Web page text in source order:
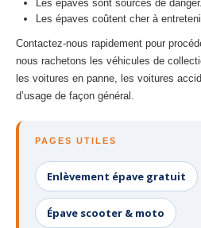
Les épaves sont sources de danger.
Les épaves coûtent cher à
Contactez-nous rapidement pour
nous rachetons les véhicules de
les voitures en panne, les voitures
d’usage de façon général.
PAGES UTILES
Enlèvement épave gratuit
Épave scooter & moto